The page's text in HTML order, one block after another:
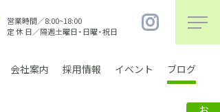
営業時間／8:00~18:00
定 休 日／隔週土曜日・日曜・祝日
会社案内 採用情報 イベント ブログ